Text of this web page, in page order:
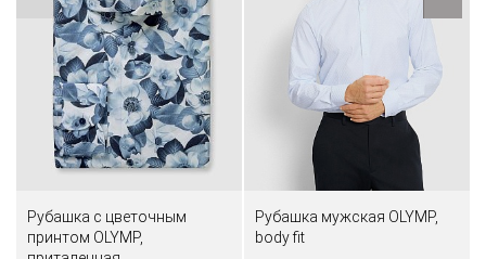
Рубашка с цветочным
принтом OLYMP,
Рубашка мужская OLYMP,
body fit